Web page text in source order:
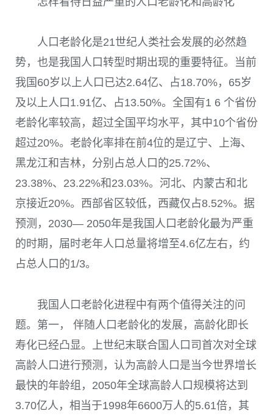
人口老龄化是21世纪人类社会发展的必然趋
势，也是我国人口转型时期出现的重要特征。当前
我国 60岁以上人口已达2.64亿、占18.70%， 65岁
及以上人口 1.91亿、占13.50%。全国有1 6 个省份
老龄化率较高，超过全国平均水平，其中10个省份
超过20%。老龄化率排在前4位的是辽宁、上海、
黑龙江和吉林，分别占总人口的25.72%、
23.38%、 23.22%和 23.03%。河北、内蒙古和北
京接近20%。西部省区较低，西藏仅占8.52%。据
预测， 2030— 2050年是我国人口老龄化最为严重
的时期，届时老年人口总量将增至4.6亿左右，约
占总人口的1/3。
我国人口老龄化进程中有两个值得关注的问
题。第一， 伴随人口老龄化的发展，高龄化即长
寿化已经凸显。上世纪末联合国人口司首次对全球
高龄人口进行预测，认为高龄人口是当今世界增长
最快的年龄组， 2050年全球高龄人口规模将达到
3.70亿人，相当于1998年6600万人的5.61倍，其